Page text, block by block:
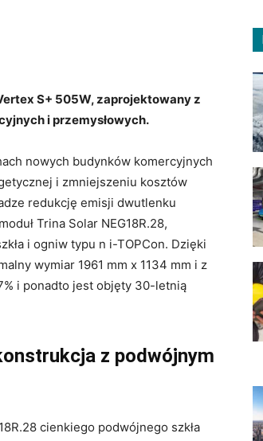
S+ 505W, zaprojektowany z
i przemysłowych.
nowych budynków komercyjnych
i zmniejszeniu kosztów
redukcję emisji dwutlenku
Trina Solar NEG18R.28,
i ogniw typu n i-TOPCon. Dzięki
wymiar 1961 mm x 1134 mm i z
i ponadto jest objęty 30-letnią
z podwójnym
cienkiego podwójnego szkła